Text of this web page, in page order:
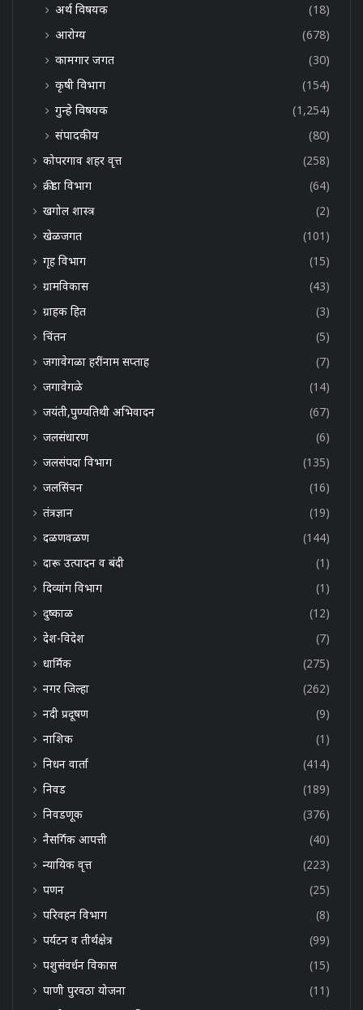
अर्थ विषयक
(18)
आरोग्य
(678)
कामगार जगत
(30)
कृषी विभाग
(154)
गुन्हे विषयक
(1,254)
संपादकीय
(80)
कोपरगाव शहर वृत्त
(258)
क्रीडा विभाग
(64)
खगोल शास्त्र
(2)
खेळजगत
(101)
गृह विभाग
(15)
ग्रामविकास
(43)
ग्राहक हित
(3)
चिंतन
(5)
जगावेगळा हरींनाम सप्ताह
(7)
जगावेगळे
(14)
जयंती,पुण्यतिथी अभिवादन
(67)
जलसंधारण
(6)
जलसंपदा विभाग
(135)
जलसिंचन
(16)
तंत्रज्ञान
(19)
दळणवळण
(144)
दारू उत्पादन व बंदी
(1)
दिव्यांग विभाग
(1)
दुष्काळ
(12)
देश-विदेश
(7)
धार्मिक
(275)
नगर जिल्हा
(262)
नदी प्रदूषण
(9)
नाशिक
(1)
निधन वार्ता
(414)
निवड
(189)
निवडणूक
(376)
नैसर्गिक आपत्ती
(40)
न्यायिक वृत्त
(223)
पणन
(25)
परिवहन विभाग
(8)
पर्यटन व तीर्थक्षेत्र
(99)
पशुसंवर्धन विकास
(15)
पाणी पुरवठा योजना
(11)